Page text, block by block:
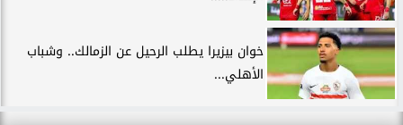
خوان بيزيرا يطلب الرحيل عن الزمالك.. وشباب
الأهلي...